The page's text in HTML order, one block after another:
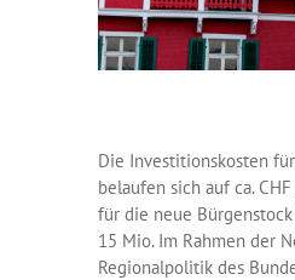
Die Investitionskosten
belaufen sich auf ca.
für die neue Bürgenstock
15 Mio. Im Rahmen der
Regionalpolitik des